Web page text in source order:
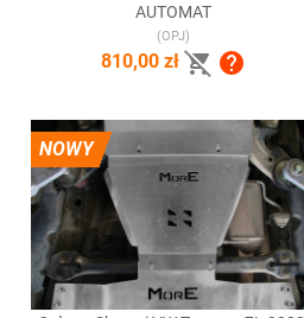
AUTOMAT
(OPJ)
810,00 zł  
NOWY